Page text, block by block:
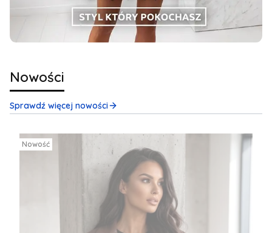
Nowości
Sprawdź więcej nowości
Nowość